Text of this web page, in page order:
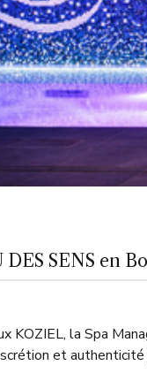
DES SENS en
KOZIEL, la Spa
et